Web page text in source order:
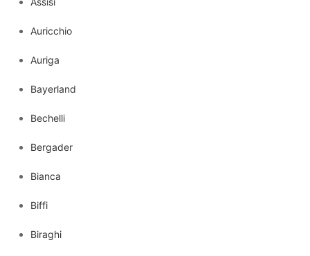
Auricchio
Auriga
Bayerland
Bechelli
Bergader
Bianca
Biffi
Biraghi